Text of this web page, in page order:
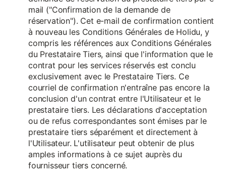
mail ("Confirmation de la demande de
réservation"). Cet e-mail de confirmation contient
à nouveau les Conditions Générales de Holidu, y
compris les références aux Conditions Générales
du Prestataire Tiers, ainsi que l'information que le
contrat pour les services réservés est conclu
exclusivement avec le Prestataire Tiers. Ce
courriel de confirmation n'entraîne pas encore la
conclusion d'un contrat entre l'Utilisateur et le
prestataire tiers. Les déclarations d'acceptation
ou de refus correspondantes sont émises par le
prestataire tiers séparément et directement à
l'Utilisateur. L'utilisateur peut obtenir de plus
amples informations à ce sujet auprès du
fournisseur tiers concerné.